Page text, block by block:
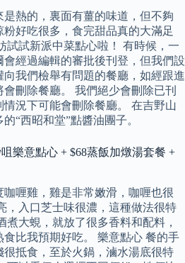
熱的，裏面有薑的味道，但不夠
好吃很多，食完甜品真的大滿足
試試新派中菜點心啦！ 有時候，一
經過編輯的審批後刊登，但我們設
我們檢舉有問題的餐廳，如經跟進
刪除餐廳。 我們絕少會刪除已刊
況下可能會刪除餐廳。 在吉野山
“西昭和堂”點醬油團子。
樂意點心 + $68蒸飯加燉湯套餐 +
咖喱雞，雞是非常嫩滑，咖喱也很
，入口芝士味很濃，這種做法很特
煮大蜆，就放了很多香料和配料，
比我預期好吃。 樂意點心 餐的手
抵食，至於火鍋，滷水湯底很特